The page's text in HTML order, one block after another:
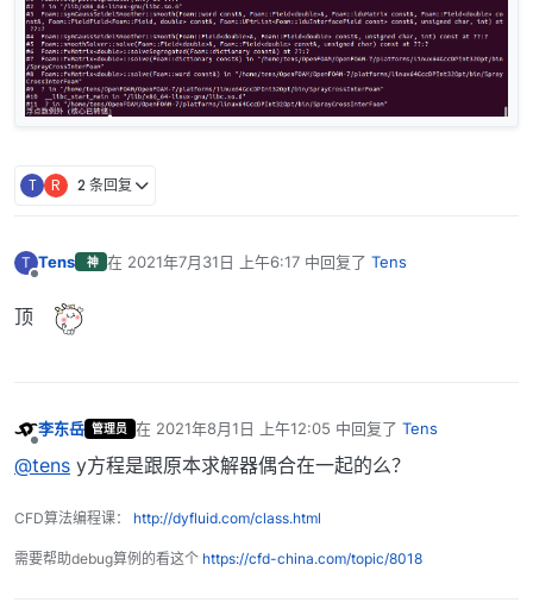
        {
            fvScalarMatrix YEqn
            (
              - fvm::laplacian(alphamuEff, Yi)
              + combustion->R(Yi)
            Yi.max(0.0);
T R 2 条回复
T
离线
Tens 神 在 2021年7月31日 上午6:17中回复了 Tens
最后由 编辑
顶
离线
李东岳 管理员 在 2021年8月1日 上午12:05 中回复了 Tens
最后由 编辑
@tens y方程是跟原本求解器偶合在一起的么？
CFD算法编程课： http://dyfluid.com/class.html
需要帮助debug算例的看这个 https://cfd-china.com/topic/8018